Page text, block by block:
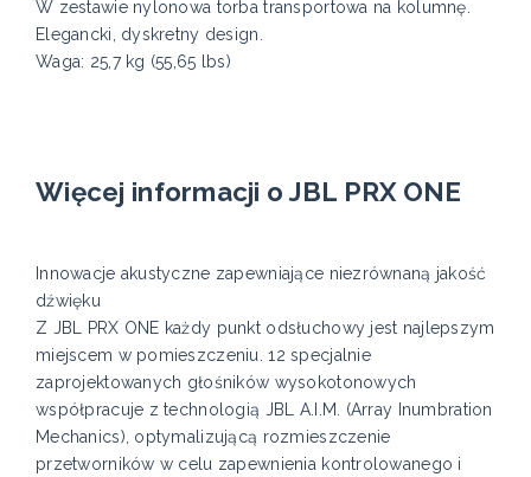
W zestawie nylonowa torba transportowa na kolumnę.
Elegancki, dyskretny design.
Waga: 25,7 kg (55,65 lbs)
Więcej informacji o JBL PRX ONE
Innowacje akustyczne zapewniające niezrównaną jakość
dźwięku
Z JBL PRX ONE każdy punkt odsłuchowy jest najlepszym
miejscem w pomieszczeniu. 12 specjalnie
zaprojektowanych głośników wysokotonowych
współpracuje z technologią JBL A.I.M. (Array Inumbration
Mechanics), optymalizującą rozmieszczenie
przetworników w celu zapewnienia kontrolowanego i